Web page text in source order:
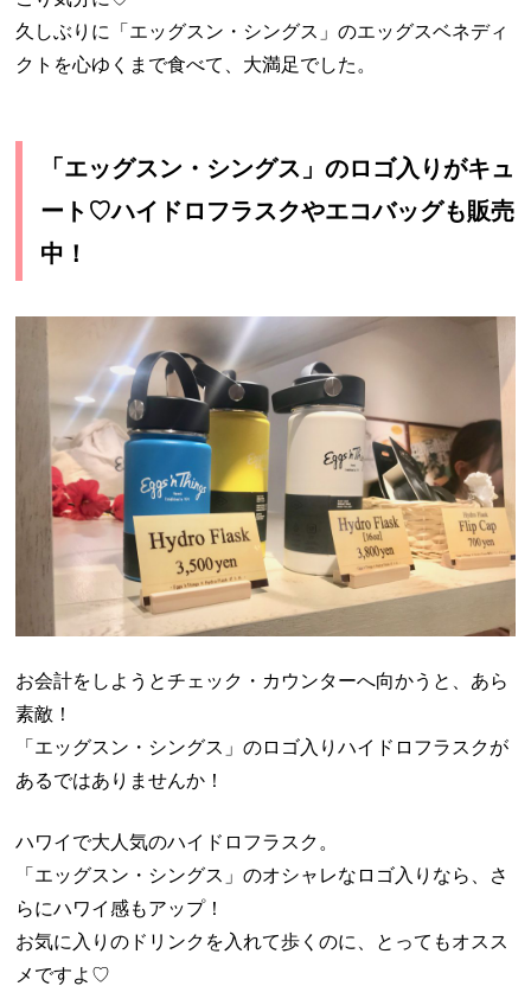
久しぶりに「エッグスン・シングス」のエッグスベネディ
クトを心ゆくまで食べて、大満足でした。
「エッグスン・シングス」のロゴ入りがキュ
ート♡ハイドロフラスクやエコバッグも販売
中！
お会計をしようとチェック・カウンターへ向かうと、あら
素敵！
「エッグスン・シングス」のロゴ入りハイドロフラスクが
あるではありませんか！
ハワイで大人気のハイドロフラスク。
「エッグスン・シングス」のオシャレなロゴ入りなら、さ
らにハワイ感もアップ！
お気に入りのドリンクを入れて歩くのに、とってもオスス
メですよ♡